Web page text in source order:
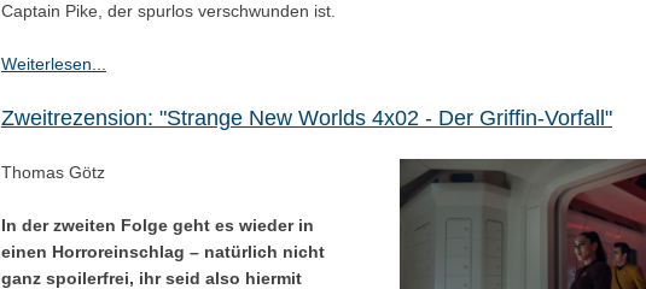
Captain Pike, der spurlos verschwunden ist.
Weiterlesen...
Zweitrezension: "Strange New Worlds 4x02 - Der Griffin-Vorfall"
Thomas Götz
In der zweiten Folge geht es wieder in
einen Horroreinschlag – natürlich nicht
ganz spoilerfrei, ihr seid also hiermit